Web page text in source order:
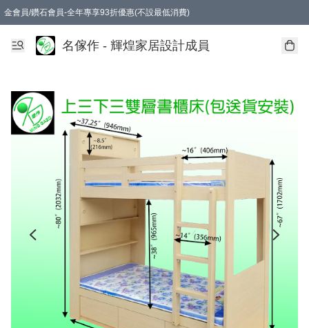
金會員/鑽石會員-全年專享93折優惠(不設最低消費)
名傢作 - 輝煌家居設計成員